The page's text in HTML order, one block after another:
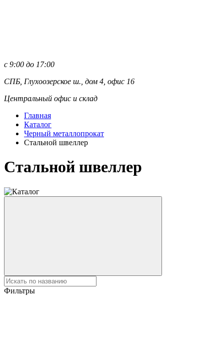
с 9:00 до 17:00
СПБ, Глухоозерское ш., дом 4, офис 16
Центральный офис и склад
Главная
Каталог
Черный металлопрокат
Стальной швеллер
Стальной швеллер
Фильтры